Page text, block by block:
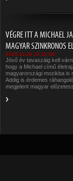
VÉGRE ITT A MICHAEL
MAGYAR SZINKRONOS
2025-11-26 15:32:58
Jövő év tavaszáig kell
hogy a Michael című
magyarországi mozikba is
Addig is érdemes
megjelent magyar